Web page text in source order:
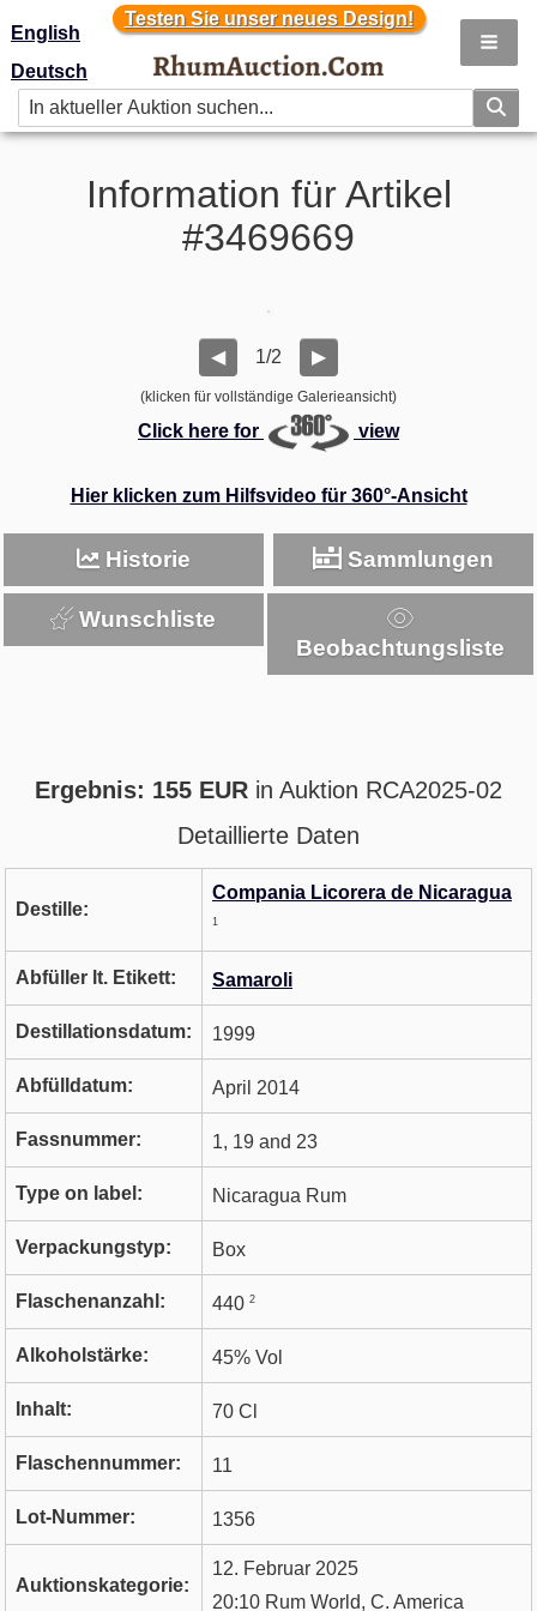
Testen Sie unser neues Design!
Testen Sie unser neues Design!
English
Deutsch
Information für Artikel
#3469669
◀ 1/2 ▶
(klicken für vollständige Galerieansicht)
Click here for view
Hier klicken zum Hilfsvideo für 360°-Ansicht
Historie Sammlungen
Wunschliste
Beobachtungsliste
Ergebnis: 155 EUR in Auktion RCA2025-02
Detaillierte Daten
Destille:
Compania Licorera de Nicaragua
1
Abfüller lt. Etikett: Samaroli
Destillationsdatum: 1999
Abfülldatum: April 2014
Fassnummer: 1, 19 and 23
Type on label: Nicaragua Rum
Verpackungstyp: Box
Flaschenanzahl: 440 2
Alkoholstärke: 45% Vol
Inhalt: 70 Cl
Flaschennummer: 11
Lot-Nummer: 1356
Auktionskategorie:
12. Februar 2025
20:10 Rum World, C. America